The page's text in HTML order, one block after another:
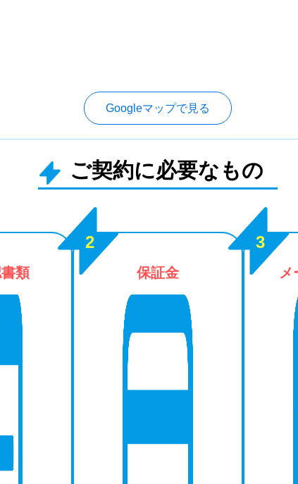
Googleマップで見る
ご契約に必要なもの
類 保証金 メ